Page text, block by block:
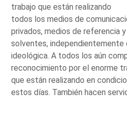
trabajo que están realizando
todos los medios de
privados, medios de referencia
solventes, independientemente
ideológica. A todos los aún
reconocimiento por el enorme
que están realizando en
estos días. También hacen